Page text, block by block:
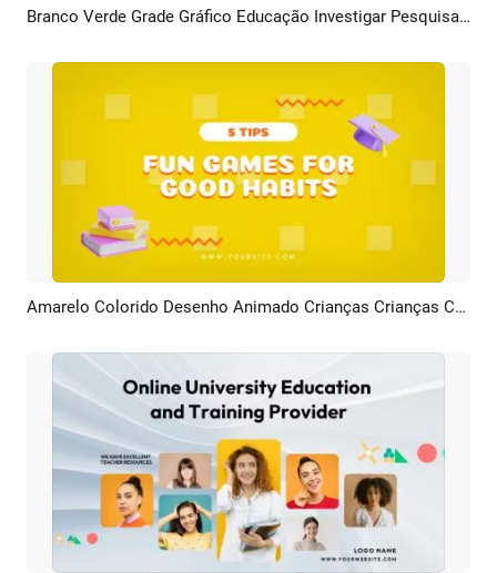
Pré-visualizar Criar IA Branco Verde Grade Gráfico Educação Investigar Pesquisa Aluno Grupo Projeto
Pré-visualizar Criar IA Amarelo Colorido Desenho Animado Crianças Crianças Crescimento Educação Hábitos Dicas Passos